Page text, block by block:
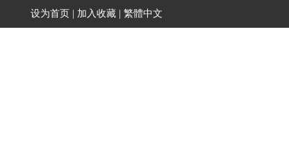
设为首页 加入收藏 繁體中文